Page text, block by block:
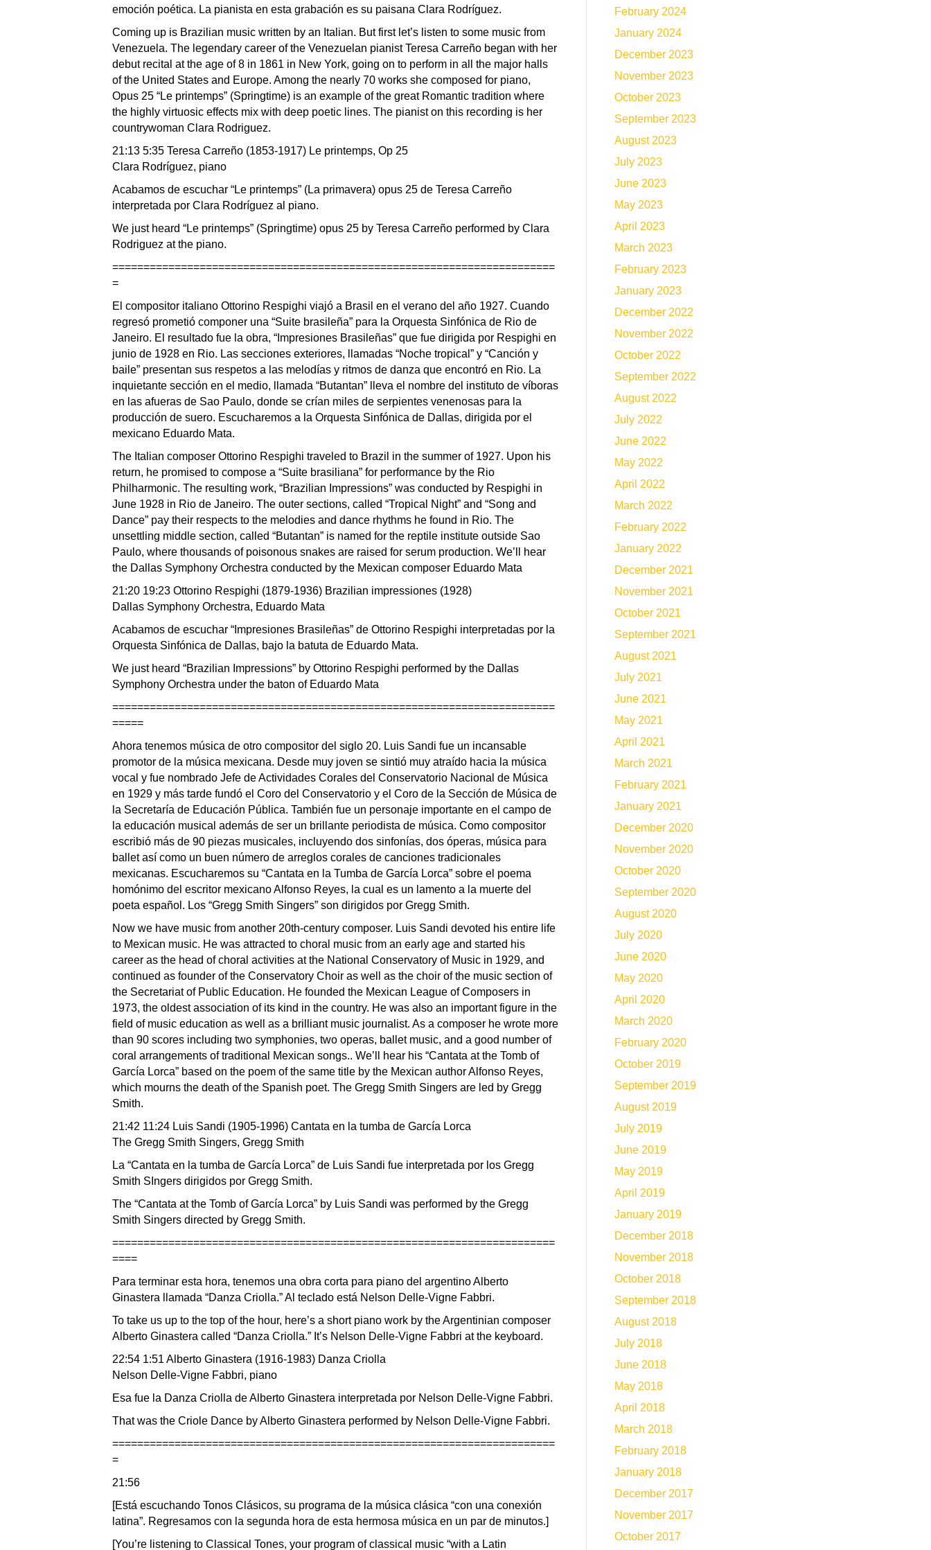
emoción poética. La pianista en esta grabación es su paisana Clara Rodríguez.
Coming up is Brazilian music written by an Italian. But first let’s listen to some music from
Venezuela. The legendary career of the Venezuelan pianist Teresa Carreño began with her
debut recital at the age of 8 in 1861 in New York, going on to perform in all the major halls
of the United States and Europe. Among the nearly 70 works she composed for piano,
Opus 25 “Le printemps” (Springtime) is an example of the great Romantic tradition where
the highly virtuosic effects mix with deep poetic lines. The pianist on this recording is her
countrywoman Clara Rodriguez.
21:13 5:35 Teresa Carreño (1853-1917) Le printemps, Op 25
Clara Rodríguez, piano
Acabamos de escuchar “Le printemps” (La primavera) opus 25 de Teresa Carreño
interpretada por Clara Rodríguez al piano.
We just heard “Le printemps” (Springtime) opus 25 by Teresa Carreño performed by Clara
Rodriguez at the piano.
=======================================================================
=
El compositor italiano Ottorino Respighi viajó a Brasil en el verano del año 1927. Cuando
regresó prometió componer una “Suite brasileña” para la Orquesta Sinfónica de Rio de
Janeiro. El resultado fue la obra, “Impresiones Brasileñas” que fue dirigida por Respighi en
junio de 1928 en Rio. Las secciones exteriores, llamadas “Noche tropical” y “Canción y
baile” presentan sus respetos a las melodías y ritmos de danza que encontró en Rio. La
inquietante sección en el medio, llamada “Butantan” lleva el nombre del instituto de víboras
en las afueras de Sao Paulo, donde se crían miles de serpientes venenosas para la
producción de suero. Escucharemos a la Orquesta Sinfónica de Dallas, dirigida por el
mexicano Eduardo Mata.
The Italian composer Ottorino Respighi traveled to Brazil in the summer of 1927. Upon his
return, he promised to compose a “Suite brasiliana” for performance by the Rio
Philharmonic. The resulting work, “Brazilian Impressions” was conducted by Respighi in
June 1928 in Rio de Janeiro. The outer sections, called “Tropical Night” and “Song and
Dance” pay their respects to the melodies and dance rhythms he found in Rio. The
unsettling middle section, called “Butantan” is named for the reptile institute outside Sao
Paulo, where thousands of poisonous snakes are raised for serum production. We’ll hear
the Dallas Symphony Orchestra conducted by the Mexican composer Eduardo Mata
21:20 19:23 Ottorino Respighi (1879-1936) Brazilian impressiones (1928)
Dallas Symphony Orchestra, Eduardo Mata
Acabamos de escuchar “Impresiones Brasileñas” de Ottorino Respighi interpretadas por la
Orquesta Sinfónica de Dallas, bajo la batuta de Eduardo Mata.
We just heard “Brazilian Impressions” by Ottorino Respighi performed by the Dallas
Symphony Orchestra under the baton of Eduardo Mata
=======================================================================
=====
Ahora tenemos música de otro compositor del siglo 20. Luis Sandi fue un incansable
promotor de la música mexicana. Desde muy joven se sintió muy atraído hacia la música
vocal y fue nombrado Jefe de Actividades Corales del Conservatorio Nacional de Música
en 1929 y más tarde fundó el Coro del Conservatorio y el Coro de la Sección de Música de
la Secretaría de Educación Pública. También fue un personaje importante en el campo de
la educación musical además de ser un brillante periodista de música. Como compositor
escribió más de 90 piezas musicales, incluyendo dos sinfonías, dos óperas, música para
ballet así como un buen número de arreglos corales de canciones tradicionales
mexicanas. Escucharemos su “Cantata en la Tumba de García Lorca” sobre el poema
homónimo del escritor mexicano Alfonso Reyes, la cual es un lamento a la muerte del
poeta español. Los “Gregg Smith Singers” son dirigidos por Gregg Smith.
Now we have music from another 20th-century composer. Luis Sandi devoted his entire life
to Mexican music. He was attracted to choral music from an early age and started his
career as the head of choral activities at the National Conservatory of Music in 1929, and
continued as founder of the Conservatory Choir as well as the choir of the music section of
the Secretariat of Public Education. He founded the Mexican League of Composers in
1973, the oldest association of its kind in the country. He was also an important figure in the
field of music education as well as a brilliant music journalist. As a composer he wrote more
than 90 scores including two symphonies, two operas, ballet music, and a good number of
coral arrangements of traditional Mexican songs.. We’ll hear his “Cantata at the Tomb of
García Lorca” based on the poem of the same title by the Mexican author Alfonso Reyes,
which mourns the death of the Spanish poet. The Gregg Smith Singers are led by Gregg
Smith.
21:42 11:24 Luis Sandi (1905-1996) Cantata en la tumba de García Lorca
The Gregg Smith Singers, Gregg Smith
La “Cantata en la tumba de García Lorca” de Luis Sandi fue interpretada por los Gregg
Smith SIngers dirigidos por Gregg Smith.
The “Cantata at the Tomb of García Lorca” by Luis Sandi was performed by the Gregg
Smith Singers directed by Gregg Smith.
=======================================================================
====
Para terminar esta hora, tenemos una obra corta para piano del argentino Alberto
Ginastera llamada “Danza Criolla.” Al teclado está Nelson Delle-Vigne Fabbri.
To take us up to the top of the hour, here’s a short piano work by the Argentinian composer
Alberto Ginastera called “Danza Criolla.” It’s Nelson Delle-Vigne Fabbri at the keyboard.
22:54 1:51 Alberto Ginastera (1916-1983) Danza Criolla
Nelson Delle-Vigne Fabbri, piano
Esa fue la Danza Criolla de Alberto Ginastera interpretada por Nelson Delle-Vigne Fabbri.
That was the Criole Dance by Alberto Ginastera performed by Nelson Delle-Vigne Fabbri.
=======================================================================
=
21:56
[Está escuchando Tonos Clásicos, su programa de la música clásica “con una conexión
latina”. Regresamos con la segunda hora de esta hermosa música en un par de minutos.]
[You’re listening to Classical Tones, your program of classical music “with a Latin
February 2024
January 2024
December 2023
November 2023
October 2023
September 2023
August 2023
July 2023
June 2023
May 2023
April 2023
March 2023
February 2023
January 2023
December 2022
November 2022
October 2022
September 2022
August 2022
July 2022
June 2022
May 2022
April 2022
March 2022
February 2022
January 2022
December 2021
November 2021
October 2021
September 2021
August 2021
July 2021
June 2021
May 2021
April 2021
March 2021
February 2021
January 2021
December 2020
November 2020
October 2020
September 2020
August 2020
July 2020
June 2020
May 2020
April 2020
March 2020
February 2020
October 2019
September 2019
August 2019
July 2019
June 2019
May 2019
April 2019
January 2019
December 2018
November 2018
October 2018
September 2018
August 2018
July 2018
June 2018
May 2018
April 2018
March 2018
February 2018
January 2018
December 2017
November 2017
October 2017